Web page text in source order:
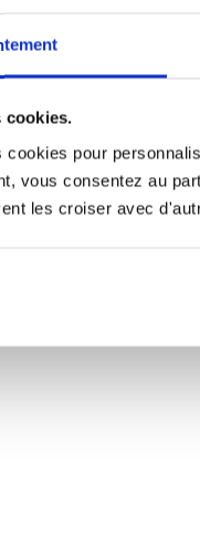
cookies.
cookies pour
vous consentez au
les croiser avec